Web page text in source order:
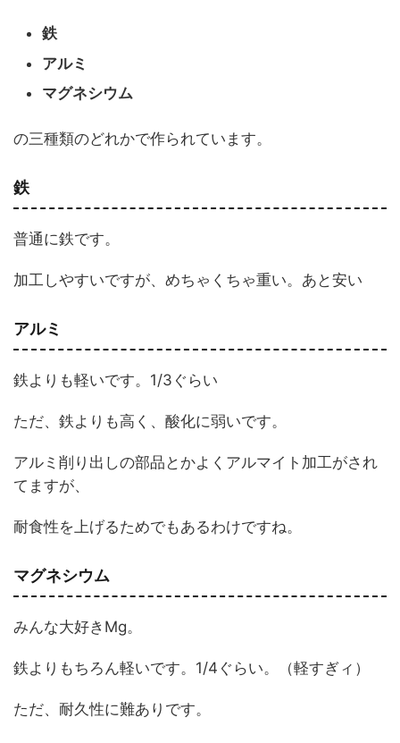
鉄
アルミ
マグネシウム
の三種類のどれかで作られています。
鉄
普通に鉄です。
加工しやすいですが、めちゃくちゃ重い。あと安い
アルミ
鉄よりも軽いです。1/3ぐらい
ただ、鉄よりも高く、酸化に弱いです。
アルミ削り出しの部品とかよくアルマイト加工がされ
てますが、
耐食性を上げるためでもあるわけですね。
マグネシウム
みんな大好きMg。
鉄よりもちろん軽いです。1/4ぐらい。（軽すぎィ）
ただ、耐久性に難ありです。